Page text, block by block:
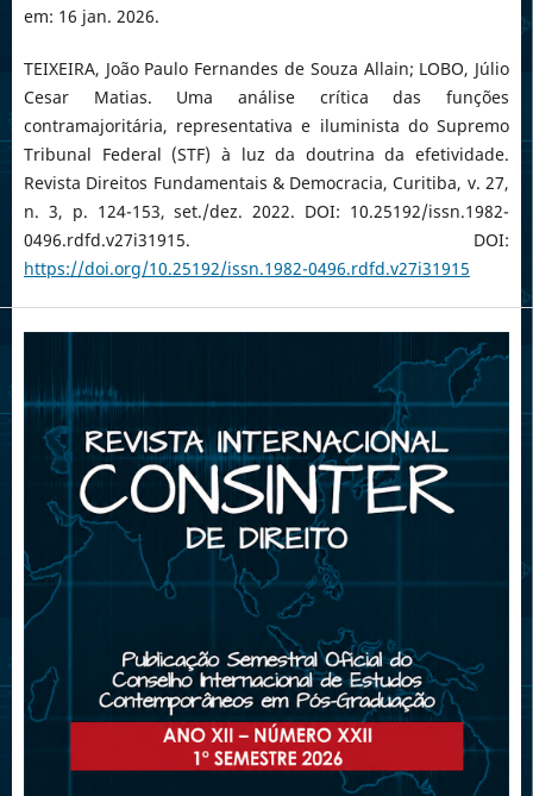
em: 16 jan. 2026.
TEIXEIRA, João Paulo Fernandes de Souza Allain; LOBO, Júlio
Cesar Matias. Uma análise crítica das funções
contramajoritária, representativa e iluminista do Supremo
Tribunal Federal (STF) à luz da doutrina da efetividade.
Revista Direitos Fundamentais & Democracia, Curitiba, v. 27,
n. 3, p. 124-153, set./dez. 2022. DOI: 10.25192/issn.1982-
0496.rdfd.v27i31915. DOI:
https://doi.org/10.25192/issn.1982-0496.rdfd.v27i31915